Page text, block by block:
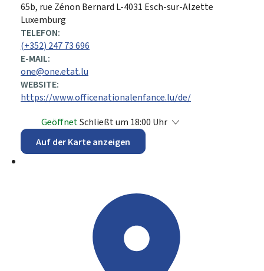
ADRESSE:
65b, rue Zénon Bernard L-4031 Esch-sur-Alzette
Luxemburg
TELEFON:
(+352) 247 73 696
E-MAIL:
one@one.etat.lu
WEBSITE:
https://www.officenationalenfance.lu/de/
GeöffnetSchließt um 18:00 Uhr
Auf der Karte anzeigen